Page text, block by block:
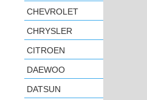
CHEVROLET
CHRYSLER
CITROEN
DAEWOO
DATSUN